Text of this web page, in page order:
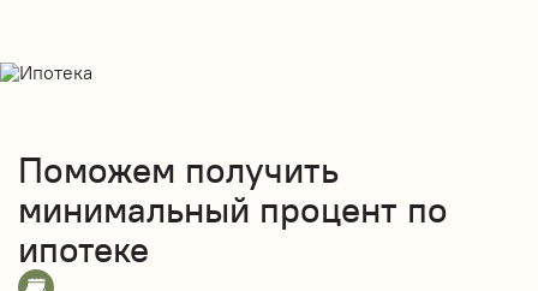
Поможем получить
минимальный процент по
ипотеке